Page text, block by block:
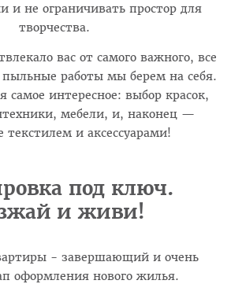
и не ограничивать простор для
творчества.
вас от самого важного, все
работы мы берем на себя.
самое интересное: выбор красок,
мебели, и, наконец —
текстилем и аксессуарами!
под ключ.
и живи!
- завершающий и очень
оформления нового жилья.